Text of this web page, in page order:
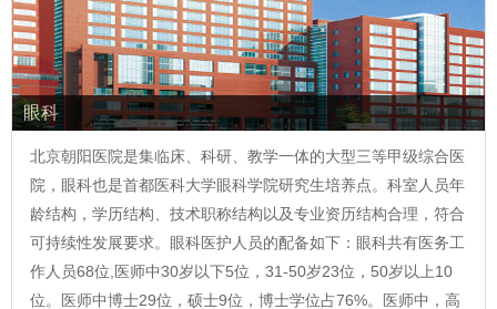
眼科
北京朝阳医院是集临床、科研、教学一体的大型三等甲级综合医
院，眼科也是首都医科大学眼科学院研究生培养点。科室人员年
龄结构，学历结构、技术职称结构以及专业资历结构合理，符合
可持续性发展要求。眼科医护人员的配备如下：眼科共有医务工
作人员68位,医师中30岁以下5位，31-50岁23位，50岁以上10
位。医师中博士29位，硕士9位，博士学位占76%。医师中，高